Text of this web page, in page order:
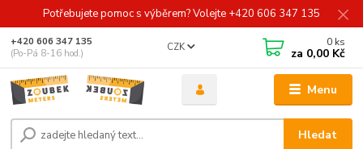
Potřebujete pomoc s výběrem? Volejte +420 606 347 135
Menu
CZK
Hledat
+420 606 347 135
(Po-Pá 8-16 hod.)
0 ks
za 0,00 Kč